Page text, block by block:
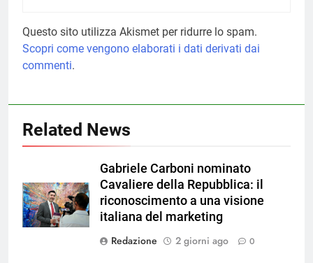
Questo sito utilizza Akismet per ridurre lo spam.
Scopri come vengono elaborati i dati derivati dai
commenti.
Related News
Gabriele Carboni nominato
Cavaliere della Repubblica: il
riconoscimento a una visione
italiana del marketing
Redazione
2 giorni ago 0